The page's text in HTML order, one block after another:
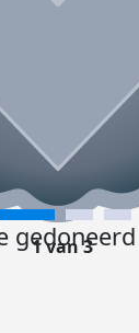
gedoneerd
1 van 3